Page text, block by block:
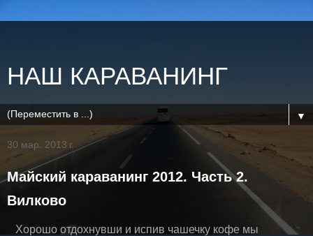
НАШ КАРАВАНИНГ
▼
30 мар. 2013 г.
Майский караванинг 2012. Часть 2.
Вилково
Хорошо отдохнувши и испив чашечку кофе мы